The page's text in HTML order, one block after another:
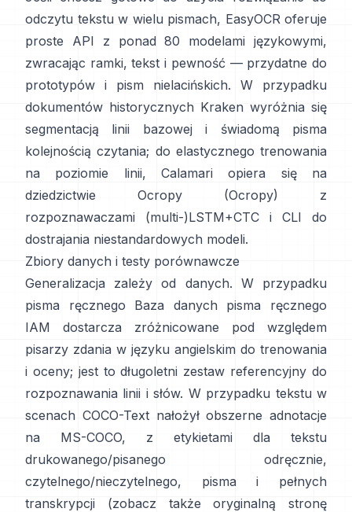
odczytu tekstu w wielu pismach, EasyOCR oferuje
proste API z ponad 80 modelami językowymi,
zwracając ramki, tekst i pewność — przydatne do
prototypów i pism nielacińskich. W przypadku
dokumentów historycznych Kraken wyróżnia się
segmentacją linii bazowej i świadomą pisma
kolejnością czytania; do elastycznego trenowania
na poziomie linii,
Calamari
opiera się na
dziedzictwie Ocropy (Ocropy) z
rozpoznawaczami (multi-)LSTM+CTC i CLI do
dostrajania niestandardowych modeli.
Zbiory danych i testy porównawcze
Generalizacja zależy od danych. W przypadku
pisma ręcznego
Baza danych pisma ręcznego
IAM
dostarcza zróżnicowane pod względem
pisarzy zdania w języku angielskim do trenowania
i oceny; jest to długoletni zestaw referencyjny do
rozpoznawania linii i słów. W przypadku tekstu w
scenach COCO-Text nałożył obszerne adnotacje
na MS-COCO, z etykietami dla tekstu
drukowanego/pisanego odręcznie,
czytelnego/nieczytelnego, pisma i pełnych
transkrypcji (zobacz także oryginalną
stronę